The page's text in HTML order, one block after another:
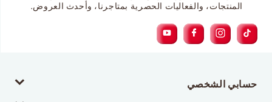
المنتجات، والفعاليات الحصرية بمتاجرنا، وأحدث العروض.
حسابي الشخصي